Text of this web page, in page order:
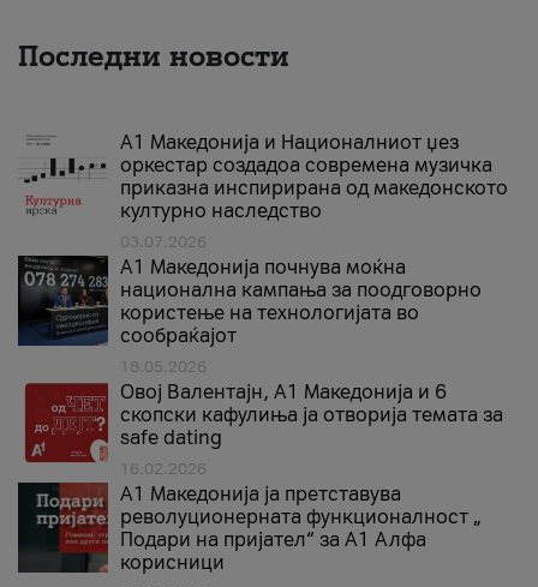
Последни новости
А1 Македонија и Националниот џез
оркестар создадоа современа музичка
приказна инспирирана од македонското
културно наследство
03.07.2026
A1 Македонија почнува моќна
национална кампања за поодговорно
користење на технологијата во
сообраќајот
18.05.2026
Овој Валентајн, A1 Македонија и 6
скопски кафулиња ја отворија темата за
safe dating
16.02.2026
А1 Македонија ја претставува
револуционерната функционалност „
Подари на пријател“ за А1 Алфа
корисници